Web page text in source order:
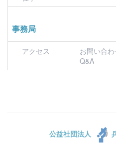
事務局
アクセス
お問い合わ
Q&A
公益社団法人